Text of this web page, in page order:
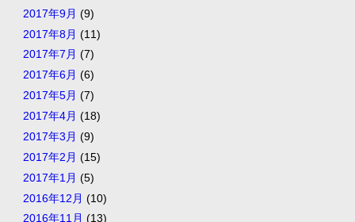
2017年9月 (9)
2017年8月 (11)
2017年7月 (7)
2017年6月 (6)
2017年5月 (7)
2017年4月 (18)
2017年3月 (9)
2017年2月 (15)
2017年1月 (5)
2016年12月 (10)
2016年11月 (13)